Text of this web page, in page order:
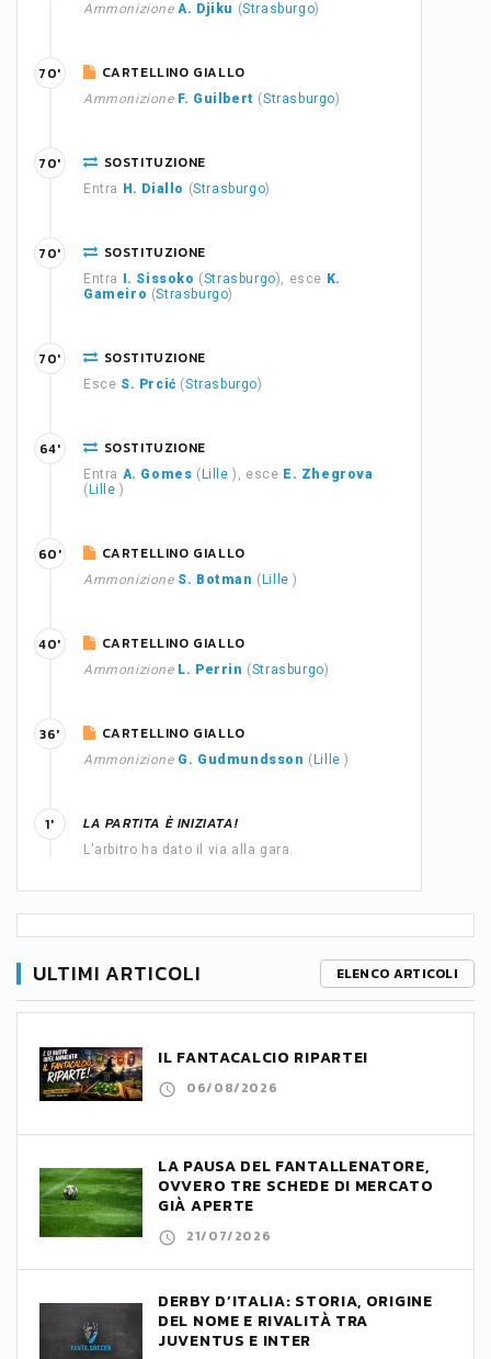
Ammonizione A. Djiku (Strasburgo)
CARTELLINO GIALLO
Ammonizione F. Guilbert (Strasburgo)
70'
SOSTITUZIONE
Entra H. Diallo (Strasburgo)
70'
SOSTITUZIONE
Entra I. Sissoko (Strasburgo), esce K.
Gameiro (Strasburgo)
70'
SOSTITUZIONE
Esce S. Prcić (Strasburgo)
70'
SOSTITUZIONE
Entra A. Gomes ( Lille), esce E. Zhegrova
( Lille)
64'
CARTELLINO GIALLO
Ammonizione S. Botman ( Lille)
60'
CARTELLINO GIALLO
Ammonizione L. Perrin (Strasburgo)
40'
CARTELLINO GIALLO
Ammonizione G. Gudmundsson ( Lille)
36'
LA PARTITA È INIZIATA!
L'arbitro ha dato il via alla gara.
1'
ULTIMI ARTICOLI ELENCO ARTICOLI
IL FANTACALCIO RIPARTE!
06/08/2026
LA PAUSA DEL FANTALLENATORE,
OVVERO TRE SCHEDE DI MERCATO
GIÀ APERTE
21/07/2026
DERBY D’ITALIA: STORIA, ORIGINE
DEL NOME E RIVALITÀ TRA
JUVENTUS E INTER